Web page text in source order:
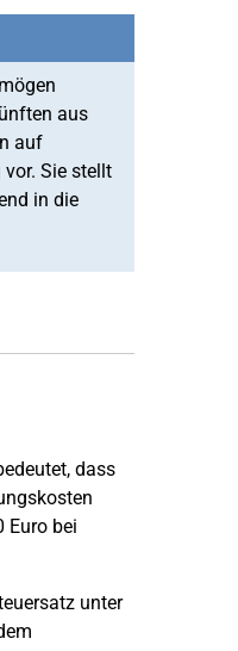
aus
auf
Sie stellt
in die
dass
Euro bei
unter